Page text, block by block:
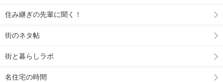
住み継ぎの先輩に聞く！
街のネタ帖
街と暮らしラボ
名住宅の時間